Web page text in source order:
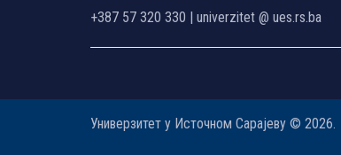
+387 57 320 330 | univerzitet @ ues.rs.ba
Универзитет у Источном Сарајеву © 2026.